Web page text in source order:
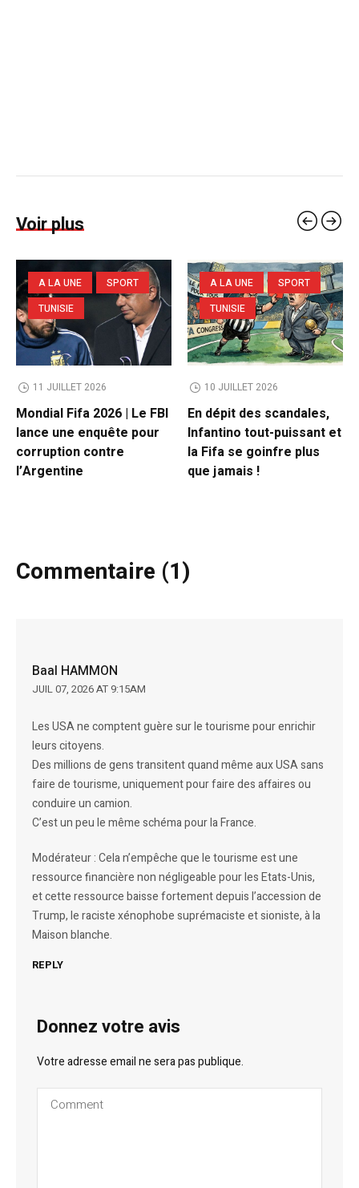
Voir plus
A LA UNE
SPORT
TUNISIE
11 JUILLET 2026
Mondial Fifa 2026 | Le FBI
lance une enquête pour
corruption contre
l’Argentine
A LA UNE
SPORT
TUNISIE
10 JUILLET 2026
En dépit des scandales,
Infantino tout-puissant et
la Fifa se goinfre plus
que jamais !
Commentaire (1)
Baal HAMMON
JUIL 07, 2026 AT 9:15AM
Les USA ne comptent guère sur le tourisme pour enrichir
leurs citoyens.
Des millions de gens transitent quand même aux USA sans
faire de tourisme, uniquement pour faire des affaires ou
conduire un camion.
C’est un peu le même schéma pour la France.
Modérateur : Cela n’empêche que le tourisme est une
ressource financière non négligeable pour les Etats-Unis,
et cette ressource baisse fortement depuis l’accession de
Trump, le raciste xénophobe suprémaciste et sioniste, à la
Maison blanche.
REPLY
Donnez votre avis
Votre adresse email ne sera pas publique.